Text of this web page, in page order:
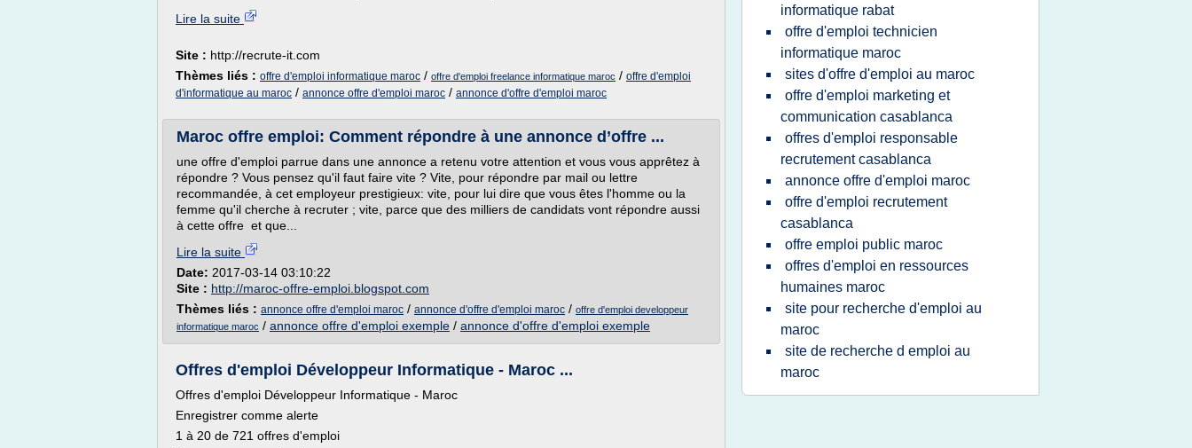
Lire la suite
Site : http://recrute-it.com
Thèmes liés : offre d'emploi informatique maroc / offre d'emploi freelance informatique maroc / offre d'emploi
d'informatique au maroc / annonce offre d'emploi maroc / annonce d'offre d'emploi maroc
Maroc offre emploi: Comment répondre à une annonce d’offre ...
une offre d'emploi parrue dans une annonce a retenu votre attention et vous vous apprêtez à
répondre ? Vous pensez qu'il faut faire vite ? Vite, pour répondre par mail ou lettre
recommandée, à cet employeur prestigieux: vite, pour lui dire que vous êtes l'homme ou la
femme qu'il cherche à recruter ; vite, parce que des milliers de candidats vont répondre aussi
à cette offre et que...
Lire la suite
Date: 2017-03-14 03:10:22
Site : http://maroc-offre-emploi.blogspot.com
Thèmes liés : annonce offre d'emploi maroc / annonce d'offre d'emploi maroc / offre d'emploi developpeur
informatique maroc / annonce offre d'emploi exemple / annonce d'offre d'emploi exemple
Offres d'emploi Développeur Informatique - Maroc ...
Offres d'emploi Développeur Informatique - Maroc
Enregistrer comme alerte
1 à 20 de 721 offres d'emploi
informatique rabat
offre d'emploi technicien
informatique maroc
sites d'offre d'emploi au maroc
offre d'emploi marketing et
communication casablanca
offres d'emploi responsable
recrutement casablanca
annonce offre d'emploi maroc
offre d'emploi recrutement
casablanca
offre emploi public maroc
offres d'emploi en ressources
humaines maroc
site pour recherche d'emploi au
maroc
site de recherche d emploi au
maroc